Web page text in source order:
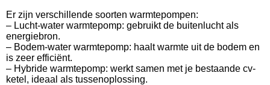
Er zijn verschillende soorten warmtepompen:
– Lucht-water warmtepomp: gebruikt de buitenlucht als
energiebron.
– Bodem-water warmtepomp: haalt warmte uit de bodem en
is zeer efficiënt.
– Hybride warmtepomp: werkt samen met je bestaande cv-
ketel, ideaal als tussenoplossing.